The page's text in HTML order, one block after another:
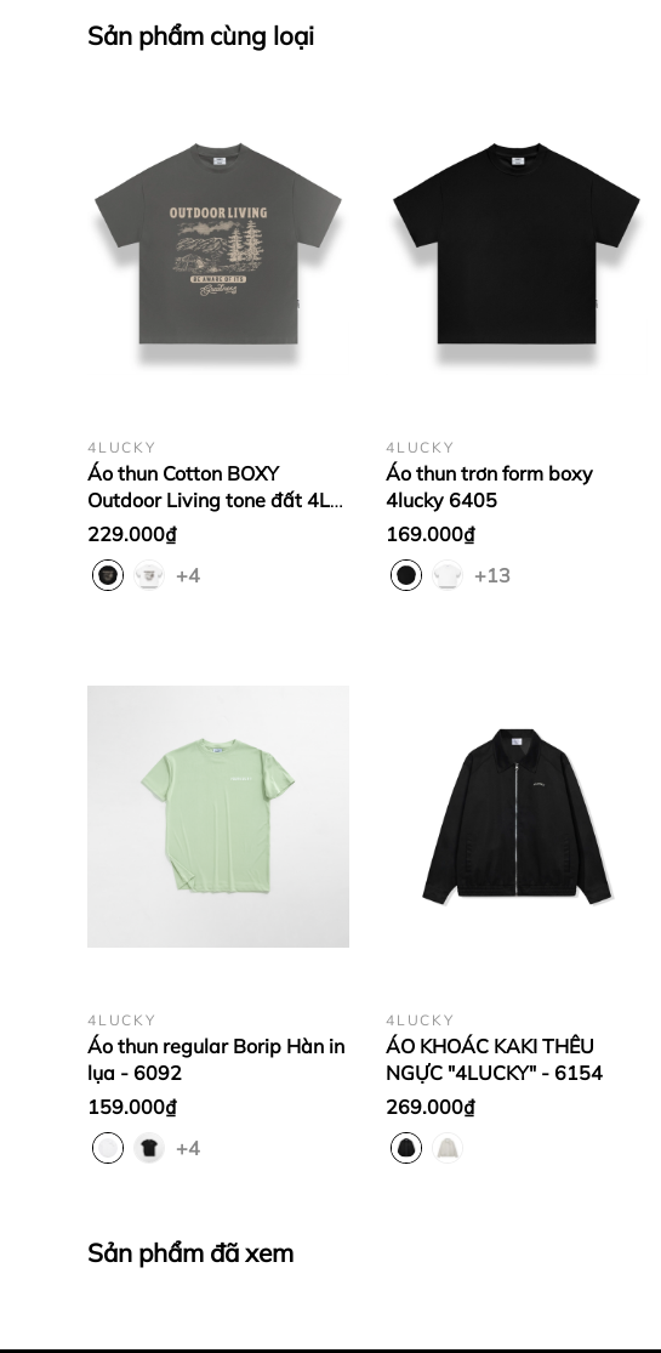
Sản phẩm cùng loại
4LUCKY
Áo thun Cotton BOXY
Outdoor Living tone đất 4L
6407
229.000₫
+4
4LUCKY
Áo thun trơn form boxy
4lucky 6405
169.000₫
+13
4LUCKY
Áo thun regular Borip Hàn in
lụa - 6092
159.000₫
+4
4LUCKY
ÁO KHOÁC KAKI THÊU
NGỰC "4LUCKY" - 6154
269.000₫
Sản phẩm đã xem